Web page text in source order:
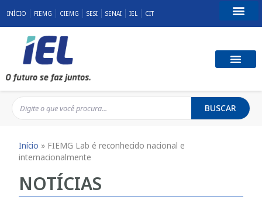
INÍCIO FIEMG CIEMG SESI SENAI IEL CIT
BUSCAR
Início » FIEMG Lab é reconhecido nacional e
internacionalmente
NOTÍCIAS